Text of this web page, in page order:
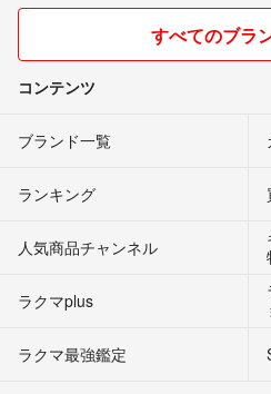
すべてのブラ
コンテンツ
ブランド一覧
ランキング
人気商品チャンネル
ラクマplus
ラクマ最強鑑定